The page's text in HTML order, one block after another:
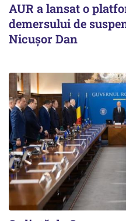
AUR a lansat o
demersului de
Nicușor Dan